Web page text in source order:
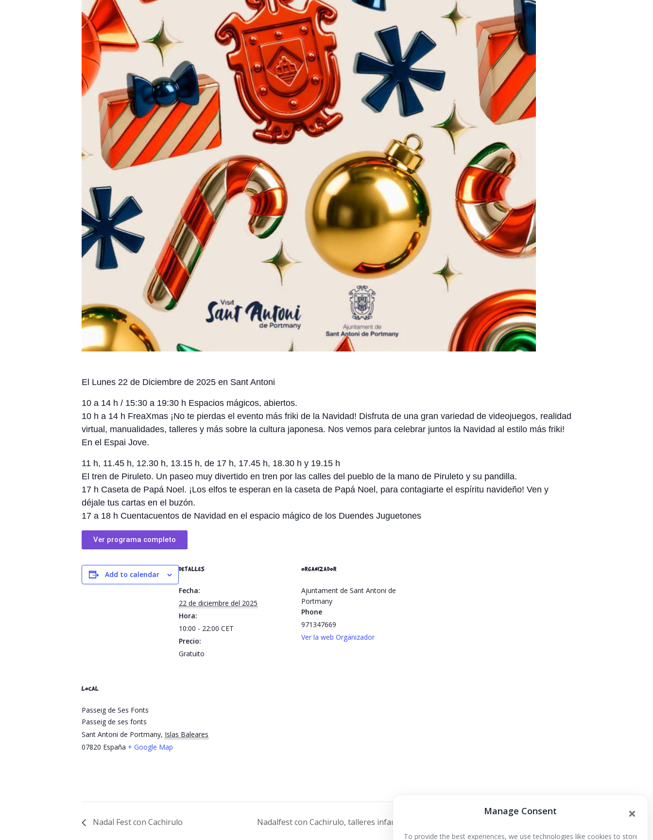
Manage Consent
To provide the best experiences, we use technologies like cookies to store
El Lunes 22 de Diciembre de 2025 en Sant Antoni
10 a 14 h / 15:30 a 19:30 h Espacios mágicos, abiertos.
10 h a 14 h FreaXmas ¡No te pierdas el evento más friki de la Navidad! Disfruta de una gran variedad de videojuegos, realidad
virtual, manualidades, talleres y más sobre la cultura japonesa. Nos vemos para celebrar juntos la Navidad al estilo más friki!
En el Espai Jove.
11 h, 11.45 h, 12.30 h, 13.15 h, de 17 h, 17.45 h, 18.30 h y 19.15 h
El tren de Piruleto. Un paseo muy divertido en tren por las calles del pueblo de la mano de Piruleto y su pandilla.
17 h Caseta de Papá Noel. ¡Los elfos te esperan en la caseta de Papá Noel, para contagiarte el espíritu navideño! Ven y
déjale tus cartas en el buzón.
17 a 18 h Cuentacuentos de Navidad en el espacio mágico de los Duendes Juguetones
Ver programa completo
Add to calendar
DETALLES
Fecha:
22 de diciembre del 2025
Hora:
10:00 - 22:00 CET
Precio:
Gratuito
ORGANIZADOR
Ajuntament de Sant Antoni de
Portmany
Phone
971347669
Ver la web Organizador
LOCAL
Passeig de Ses Fonts
Passeig de ses fonts
Sant Antoni de Portmany, Islas Baleares
07820 España + Google Map
Nadal Fest con Cachirulo Nadalfest con Cachirulo, talleres infantiles navideños y la última carta de Papa Noel